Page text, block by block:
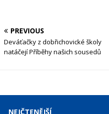
PREVIOUS
Deváťačky z dobřichovické školy
natáčejí Příběhy našich sousedů
NEJČTENĚJŠÍ